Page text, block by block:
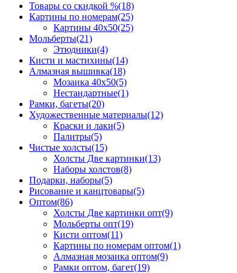
Товары со скидкой %(18)
Картины по номерам(25)
Картины 40x50(25)
Мольберты(21)
Этюдники(4)
Кисти и мастихины(14)
Алмазная вышивка(18)
Мозаика 40x50(5)
Нестандартные(1)
Рамки, багеты(20)
Художественные материалы(12)
Краски и лаки(5)
Палитры(5)
Чистые холсты(15)
Холсты Две картинки(13)
Наборы холстов(8)
Подарки, наборы(5)
Рисование и канцтовары(5)
Оптом(86)
Холсты Две картинки опт(9)
Мольберты опт(19)
Кисти оптом(11)
Картины по номерам оптом(1)
Алмазная мозаика оптом(9)
Рамки оптом, багет(19)